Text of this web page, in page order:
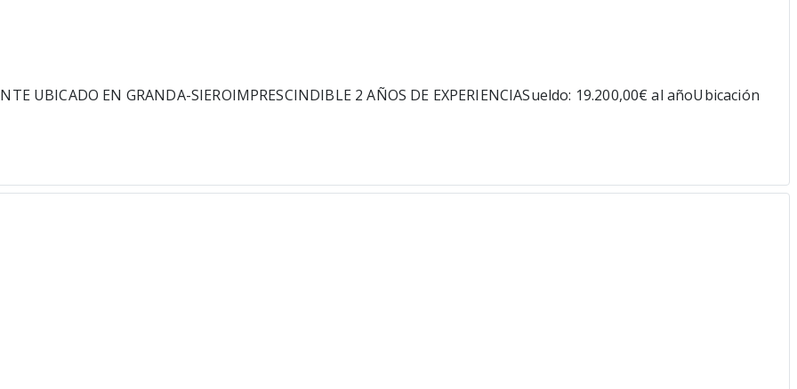
UBICADO EN GRANDA-SIEROIMPRESCINDIBLE 2 AÑOS DE EXPERIENCIASueldo: 19.200,00€ al añoUbicación